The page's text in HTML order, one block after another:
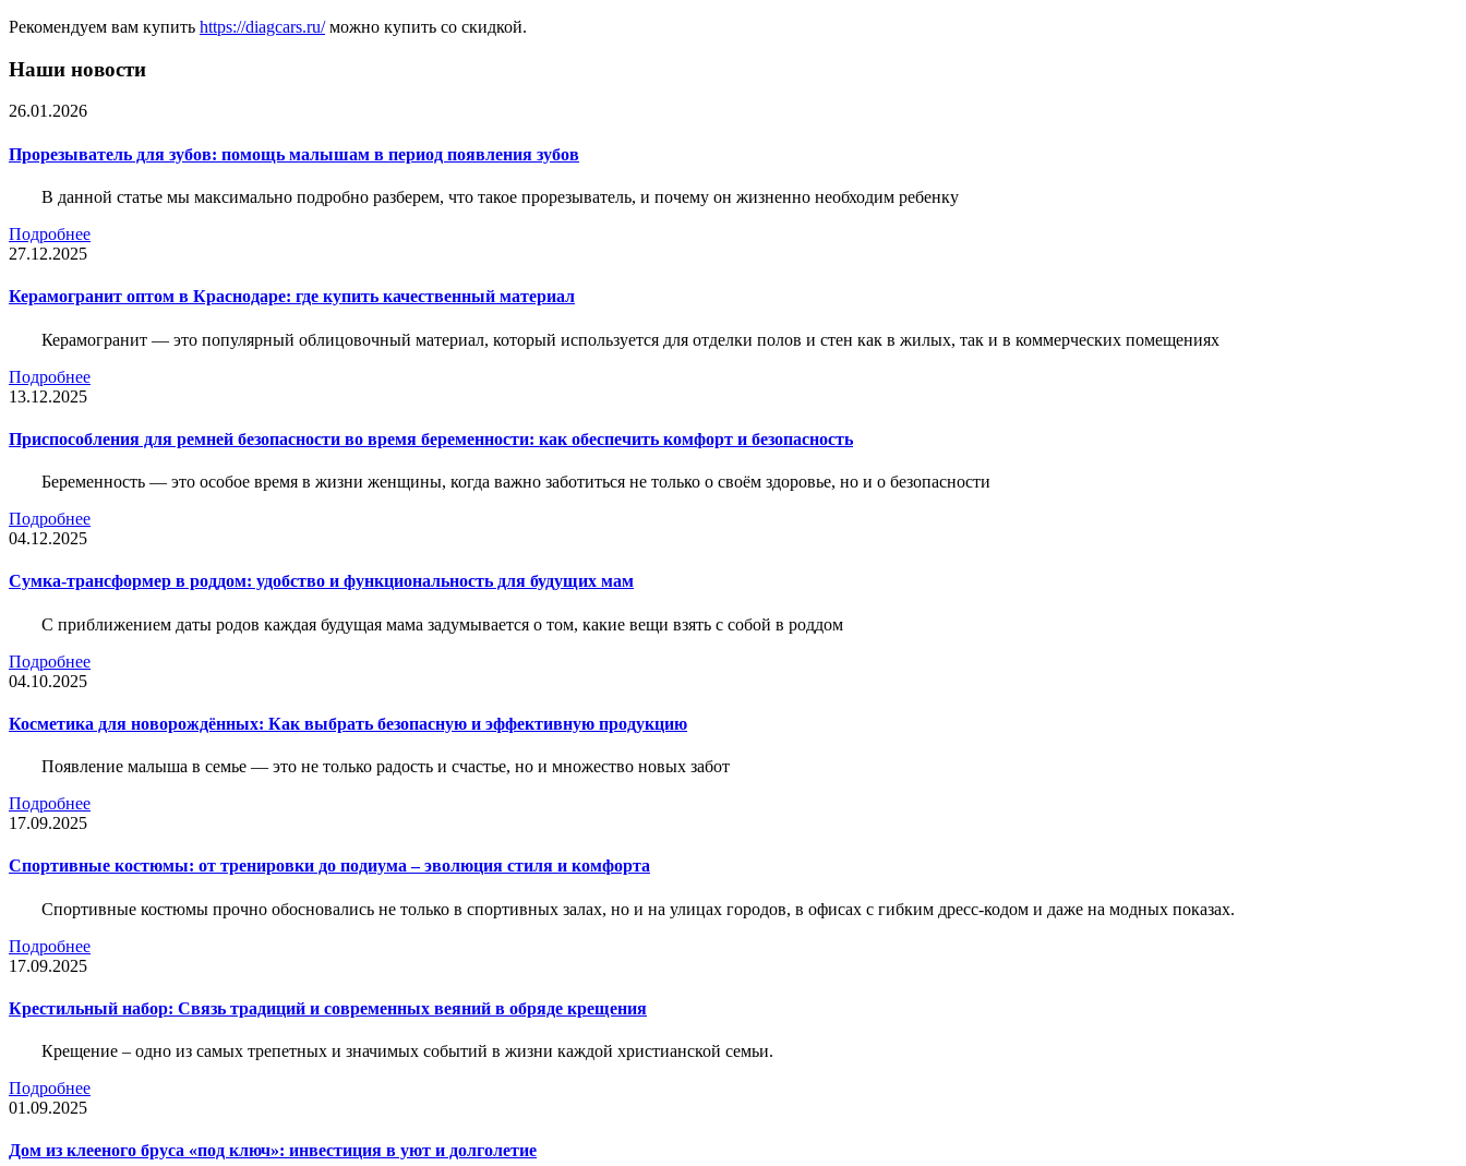
Рекомендуем вам купить https://diagcars.ru/можно купить со скидкой.
Наши новости
26.01.2026
Прорезыватель для зубов: помощь малышам в период появления зубов
В данной статье мы максимально подробно разберем, что такое прорезыватель, и почему он жизненно необходим ребенку
Подробнее
27.12.2025
Керамогранит оптом в Краснодаре: где купить качественный материал
Керамогранит — это популярный облицовочный материал, который используется для отделки полов и стен как в жилых, так и в коммерческих помещениях
Подробнее
13.12.2025
Приспособления для ремней безопасности во время беременности: как обеспечить комфорт и безопасность
Беременность — это особое время в жизни женщины, когда важно заботиться не только о своём здоровье, но и о безопасности
Подробнее
04.12.2025
Сумка-трансформер в роддом: удобство и функциональность для будущих мам
С приближением даты родов каждая будущая мама задумывается о том, какие вещи взять с собой в роддом
Подробнее
04.10.2025
Косметика для новорождённых: Как выбрать безопасную и эффективную продукцию
Появление малыша в семье — это не только радость и счастье, но и множество новых забот
Подробнее
17.09.2025
Спортивные костюмы: от тренировки до подиума – эволюция стиля и комфорта
Спортивные костюмы прочно обосновались не только в спортивных залах, но и на улицах городов, в офисах с гибким дресс-кодом и даже на модных показах.
Подробнее
17.09.2025
Крестильный набор: Связь традиций и современных веяний в обряде крещения
Крещение – одно из самых трепетных и значимых событий в жизни каждой христианской семьи.
Подробнее
01.09.2025
Дом из клееного бруса «под ключ»: инвестиция в уют и долголетие